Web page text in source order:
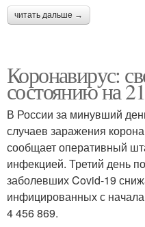
читать дальше →
Коронавирус:
состоянию на
В России за минувший
случаев заражения
сообщает оперативный
инфекцией. Третий день
заболевших Covid-19
инфицированных с
4 456 869.